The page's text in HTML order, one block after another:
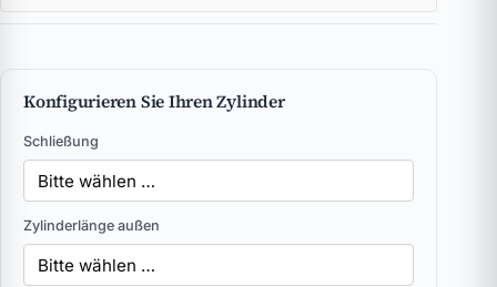
Konfigurieren Sie Ihren Zylinder
Schließung
Zylinderlänge außen